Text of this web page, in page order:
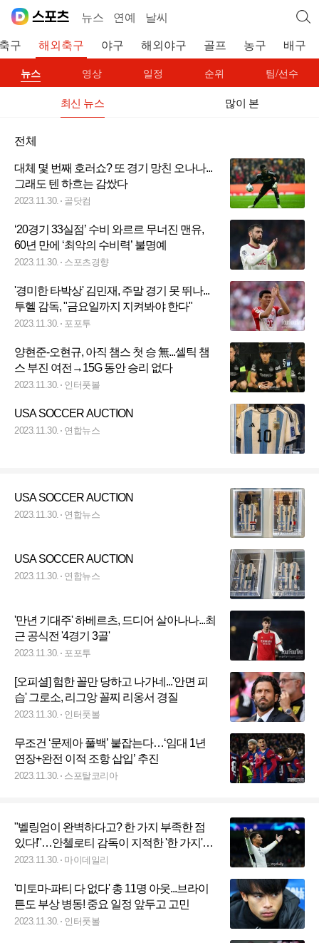
뉴스 연예 날씨
구 해외축구 야구 해외야구 골프 농구 배구
뉴스 영상 일정 순위 팀/선수
최신 뉴스 많이 본
전체
대체 몇 번째 호러쇼? 또 경기 망친 오나나...
그래도 텐 하흐는 감쌌다
2023.11.30. 골닷컴
‘20경기 33실점’ 수비 와르르 무너진 맨유,
60년 만에 ‘최악의 수비력’ 불명예
2023.11.30. 스포츠경향
'경미한 타박상' 김민재, 주말 경기 못 뛰나...
투헬 감독, "금요일까지 지켜봐야 한다"
2023.11.30. 포포투
양현준-오현규, 아직 챔스 첫 승 無...셀틱 챔
스 부진 여전→15G 동안 승리 없다
2023.11.30. 인터풋볼
USA SOCCER AUCTION
2023.11.30. 연합뉴스
USA SOCCER AUCTION
2023.11.30. 연합뉴스
USA SOCCER AUCTION
2023.11.30. 연합뉴스
'만년 기대주' 하베르츠, 드디어 살아나나...최
근 공식전 '4경기 3골'
2023.11.30. 포포투
[오피셜] 험한 꼴만 당하고 나가네...'안면 피
습' 그로소, 리그앙 꼴찌 리옹서 경질
2023.11.30. 인터풋볼
무조건 ‘문제아 풀백’ 붙잡는다…‘임대 1년
연장+완전 이적 조항 삽입’ 추진
2023.11.30. 스포탈코리아
"벨링엄이 완벽하다고? 한 가지 부족한 점
있다!"…안첼로티 감독이 지적한 '한 가지'는
무엇일까?
2023.11.30. 마이데일리
'미토마-파티 다 없다' 총 11명 아웃...브라이
튼도 부상 병동! 중요 일정 앞두고 고민
2023.11.30. 인터풋볼